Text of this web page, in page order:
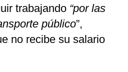
trabajando “por las
público”,
no recibe su salario